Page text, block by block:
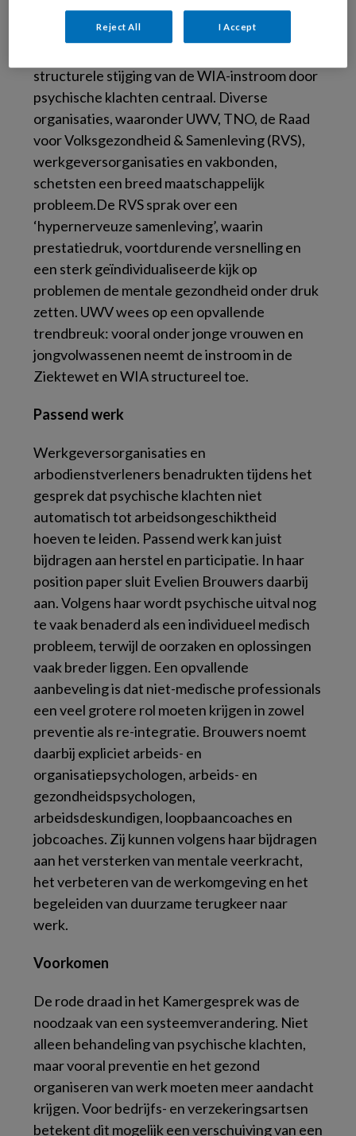
Kamercommissie voor Sociale Zaken en
Werkgelegenheid op 29 juni.
Tijdens dit
structurele stijging van de WIA-instroom door
psychische klachten centraal. Diverse
organisaties, waaronder UWV, TNO, de Raad
voor Volksgezondheid & Samenleving (RVS),
werkgeversorganisaties en vakbonden,
schetsten een breed maatschappelijk
probleem.De RVS sprak over een
‘hypernerveuze samenleving’, waarin
prestatiedruk, voortdurende versnelling en
een sterk geïndividualiseerde kijk op
problemen de mentale gezondheid onder druk
zetten. UWV wees op een opvallende
trendbreuk: vooral onder jonge vrouwen en
jongvolwassenen neemt de instroom in de
Ziektewet en WIA structureel toe.
Passend werk
Werkgeversorganisaties en
arbodienstverleners benadrukten tijdens het
gesprek dat psychische klachten niet
automatisch tot arbeidsongeschiktheid
hoeven te leiden. Passend werk kan juist
bijdragen aan herstel en participatie. In haar
position paper sluit Evelien Brouwers daarbij
aan. Volgens haar wordt psychische uitval nog
te vaak benaderd als een individueel medisch
probleem, terwijl de oorzaken en oplossingen
vaak breder liggen. Een opvallende
aanbeveling is dat niet-medische professionals
een veel grotere rol moeten krijgen in zowel
preventie als re-integratie. Brouwers noemt
daarbij expliciet arbeids- en
organisatiepsychologen, arbeids- en
gezondheidspsychologen,
arbeidsdeskundigen, loopbaancoaches en
jobcoaches. Zij kunnen volgens haar bijdragen
aan het versterken van mentale veerkracht,
het verbeteren van de werkomgeving en het
begeleiden van duurzame terugkeer naar
werk.
Voorkomen
De rode draad in het Kamergesprek was de
noodzaak van een systeemverandering. Niet
alleen behandeling van psychische klachten,
maar vooral preventie en het gezond
organiseren van werk moeten meer aandacht
krijgen.Voor bedrijfs- en verzekeringsartsen
betekent dit mogelijk een verschuiving van een
Reject All I Accept